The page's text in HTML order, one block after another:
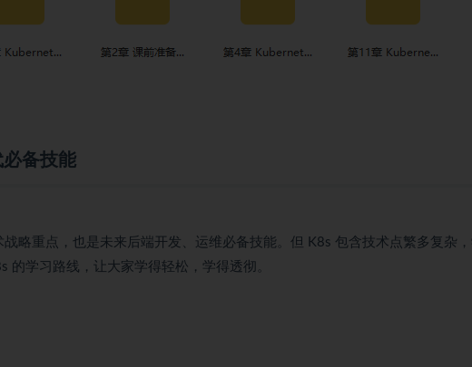
备技能
略重点，也是未来后端开发、运维必备技能。但 K8s 包含技术点繁多复杂
的学习路线，让大家学得轻松，学得透彻。